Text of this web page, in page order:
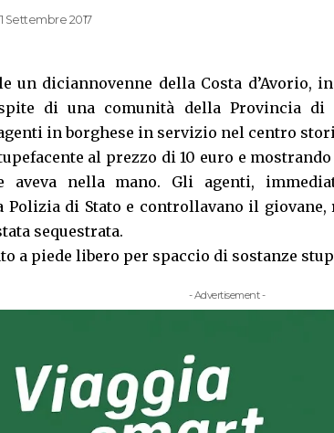
Settembre 2017
un diciannovenne della Costa d’Avorio,
di una comunità della Provincia di
in borghese in servizio nel centro
al prezzo di 10 euro e
aveva nella mano. Gli agenti,
Polizia di Stato e controllavano il giovane,
sequestrata.
a piede libero per spaccio di sostanze
- Advertisement -